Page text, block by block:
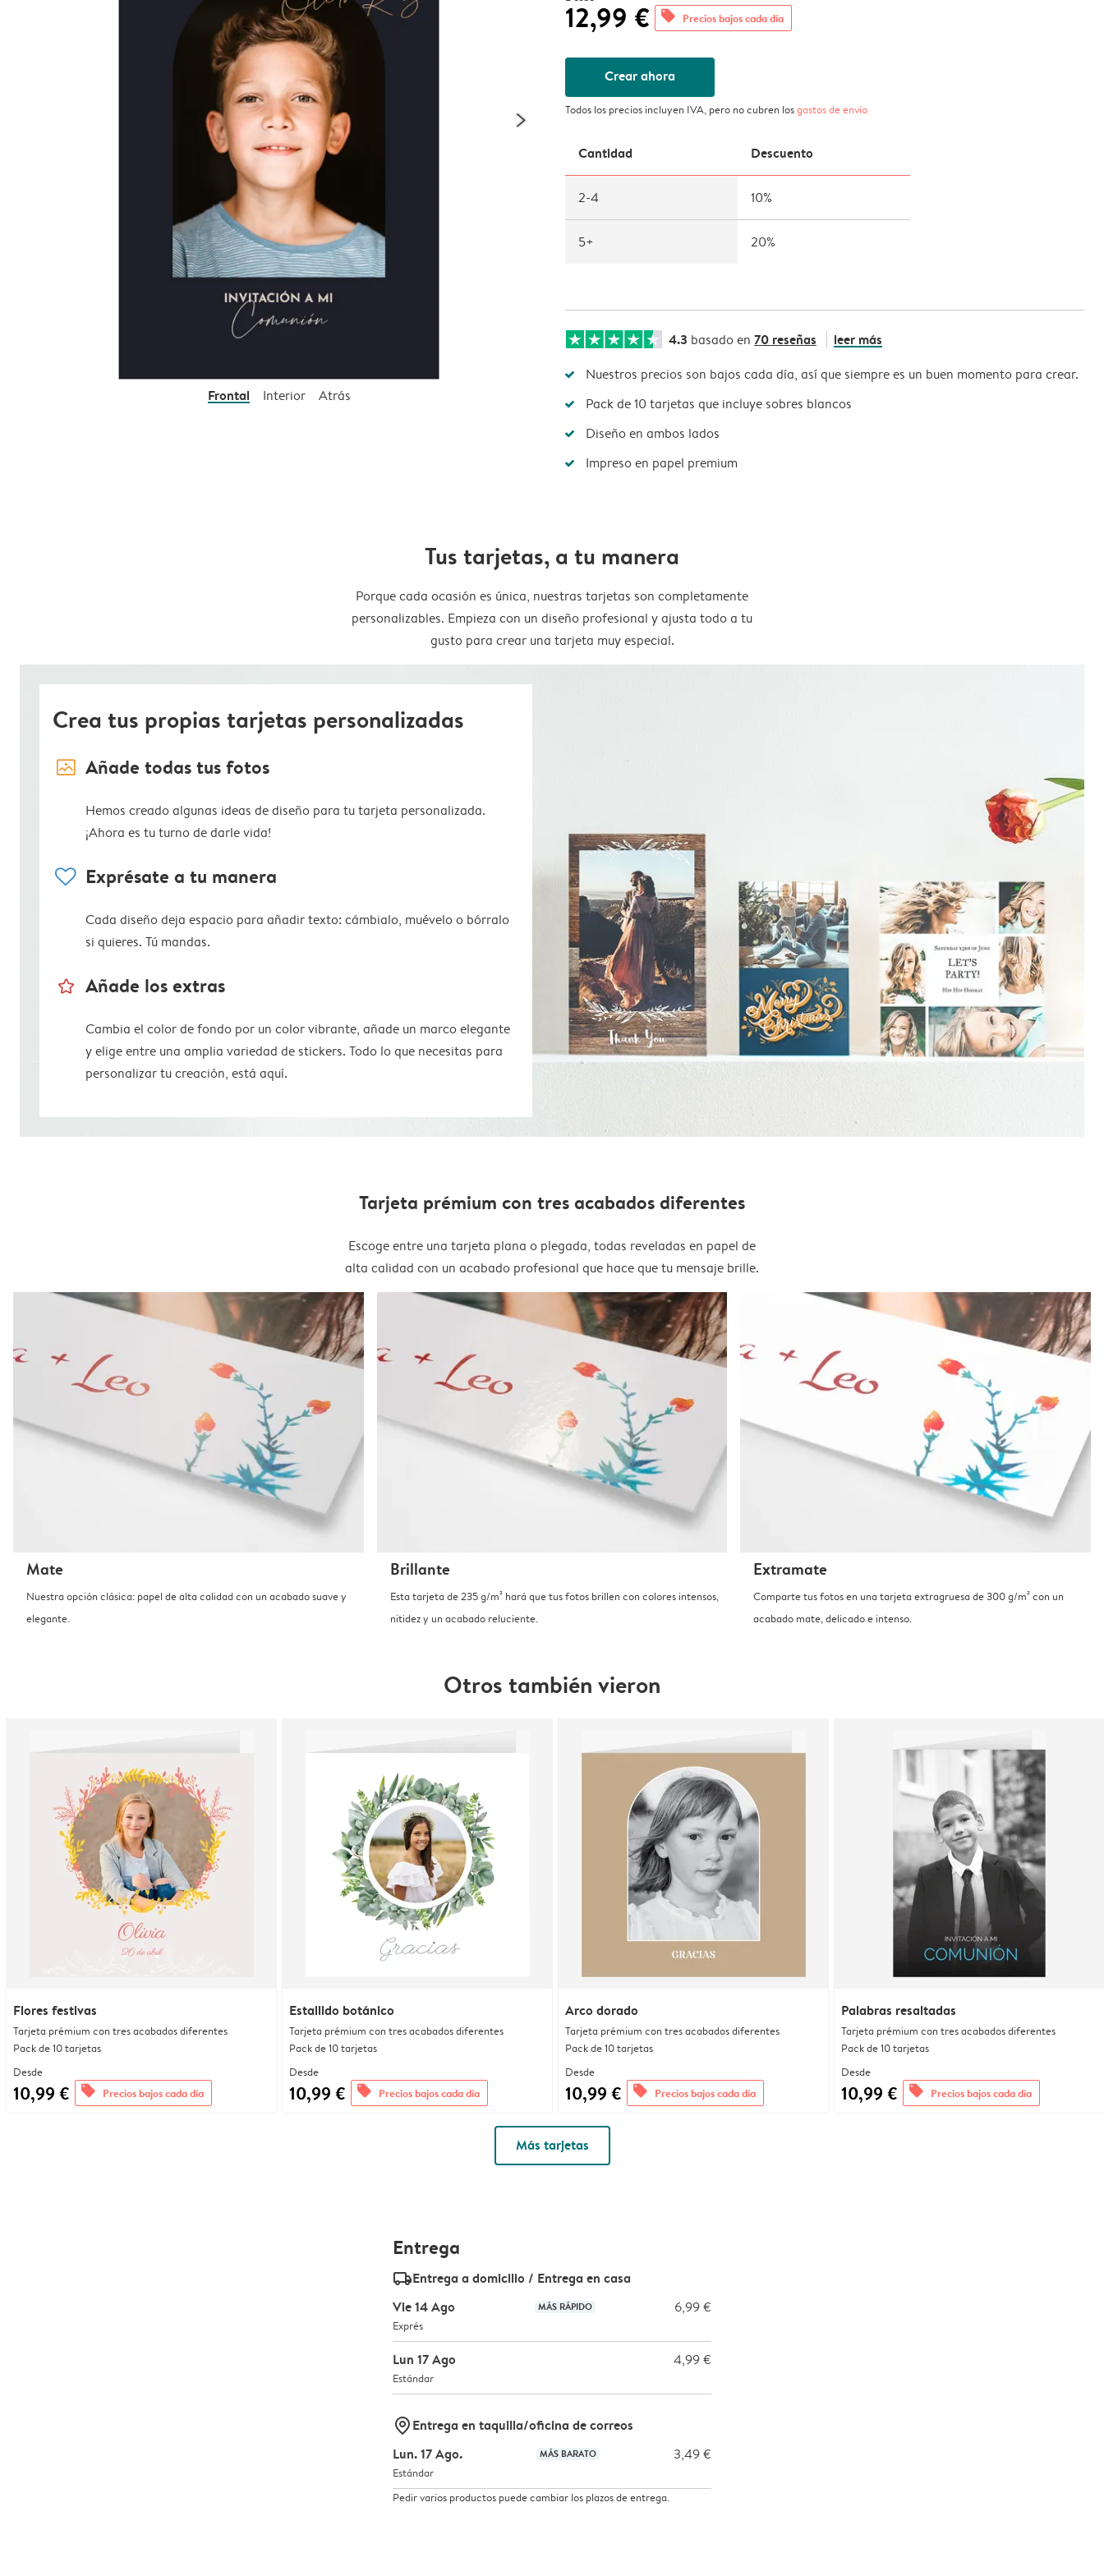
Frontal Interior Atrás
12,99 € offers Precios bajos cada día
Crear ahora
Todos los precios incluyen IVA, pero no cubren losgastos de envío
Cantidad Descuento
2-4 10%
5+ 20%
4.3 basado en 70 reseñas leer más
Nuestros precios son bajos cada día, así que siempre es un buen momento para crear.
Pack de 10 tarjetas que incluye sobres blancos
Diseño en ambos lados
Impreso en papel premium
Tus tarjetas, a tu manera
Porque cada ocasión es única, nuestras tarjetas son completamente
personalizables. Empieza con un diseño profesional y ajusta todo a tu
gusto para crear una tarjeta muy especial.
Crea tus propias tarjetas personalizadas
image_placeholder Añade todas tus fotos
Hemos creado algunas ideas de diseño para tu tarjeta personalizada.
¡Ahora es tu turno de darle vida!
heart Exprésate a tu manera
Cada diseño deja espacio para añadir texto: cámbialo, muévelo o bórralo
si quieres. Tú mandas.
star_outline Añade los extras
Cambia el color de fondo por un color vibrante, añade un marco elegante
y elige entre una amplia variedad de stickers. Todo lo que necesitas para
personalizar tu creación, está aquí.
Tarjeta prémium con tres acabados diferentes
Escoge entre una tarjeta plana o plegada, todas reveladas en papel de
alta calidad con un acabado profesional que hace que tu mensaje brille.
Mate
Nuestra opción clásica: papel de alta calidad con un acabado suave y
elegante.
Brillante
Esta tarjeta de 235 g/m² hará que tus fotos brillen con colores intensos,
nitidez y un acabado reluciente.
Extramate
Comparte tus fotos en una tarjeta extragruesa de 300 g/m² con un
acabado mate, delicado e intenso.
Otros también vieron
Flores festivas
Tarjeta prémium con tres acabados diferentes
Pack de 10 tarjetas
Desde
10,99 € offers Precios bajos cada día
Estallido botánico
Tarjeta prémium con tres acabados diferentes
Pack de 10 tarjetas
Desde
10,99 € offers Precios bajos cada día
Arco dorado
Tarjeta prémium con tres acabados diferentes
Pack de 10 tarjetas
Desde
10,99 € offers Precios bajos cada día
Palabras resaltadas
Tarjeta prémium con tres acabados diferentes
Pack de 10 tarjetas
Desde
10,99 € offers Precios bajos cada día
Más tarjetas
Entrega
delivery_standard_v2Entrega a domicilio / Entrega en casa
Vie 14 Ago
MÁS RÁPIDO 6,99 €
Exprés
Lun 17 Ago 4,99 €
Estándar
marker-pinEntrega en taquilla/oficina de correos
Lun. 17 Ago.
MÁS BARATO 3,49 €
Estándar
Pedir varios productos puede cambiar los plazos de entrega.